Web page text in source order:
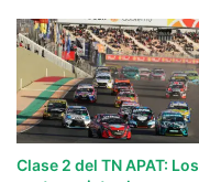
Clase 2 del TN APAT: Los